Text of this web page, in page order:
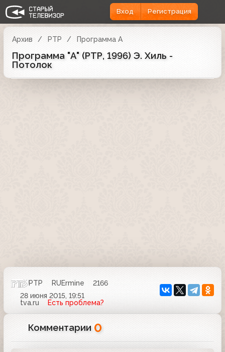
Вход Регистрация
Архив РТР Программа А
Программа "А" (РТР, 1996) Э. Хиль -
Потолок
РТР RUErmine
2166
28 июня 2015, 19:51
tva.ru
Есть проблема?
Комментарии 0